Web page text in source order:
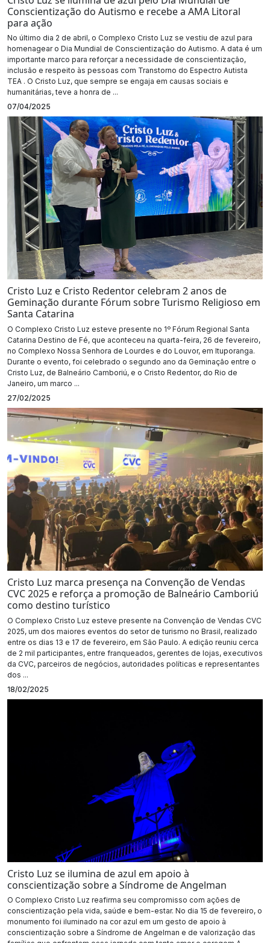
Conscientização do Autismo e recebe a AMA Litoral
para ação
No último dia 2 de abril, o Complexo Cristo Luz se vestiu de azul para
homenagear o Dia Mundial de Conscientização do Autismo. A data é um
importante marco para reforçar a necessidade de conscientização,
inclusão e respeito às pessoas com Transtorno do Espectro Autista
TEA . O Cristo Luz, que sempre se engaja em causas sociais e
humanitárias, teve a honra de ...
07/04/2025
Cristo Luz e Cristo Redentor celebram 2 anos de
Geminação durante Fórum sobre Turismo Religioso em
Santa Catarina
O Complexo Cristo Luz esteve presente no 1º Fórum Regional Santa
Catarina Destino de Fé, que aconteceu na quarta-feira, 26 de fevereiro,
no Complexo Nossa Senhora de Lourdes e do Louvor, em Ituporanga.
Durante o evento, foi celebrado o segundo ano da Geminação entre o
Cristo Luz, de Balneário Camboriú, e o Cristo Redentor, do Rio de
Janeiro, um marco ...
27/02/2025
Cristo Luz marca presença na Convenção de Vendas
CVC 2025 e reforça a promoção de Balneário Camboriú
como destino turístico
O Complexo Cristo Luz esteve presente na Convenção de Vendas CVC
2025, um dos maiores eventos do setor de turismo no Brasil, realizado
entre os dias 13 e 17 de fevereiro, em São Paulo. A edição reuniu cerca
de 2 mil participantes, entre franqueados, gerentes de lojas, executivos
da CVC, parceiros de negócios, autoridades políticas e representantes
dos ...
18/02/2025
Cristo Luz se ilumina de azul em apoio à
conscientização sobre a Síndrome de Angelman
O Complexo Cristo Luz reafirma seu compromisso com ações de
conscientização pela vida, saúde e bem-estar. No dia 15 de fevereiro, o
monumento foi iluminado na cor azul em um gesto de apoio à
conscientização sobre a Síndrome de Angelman e de valorização das